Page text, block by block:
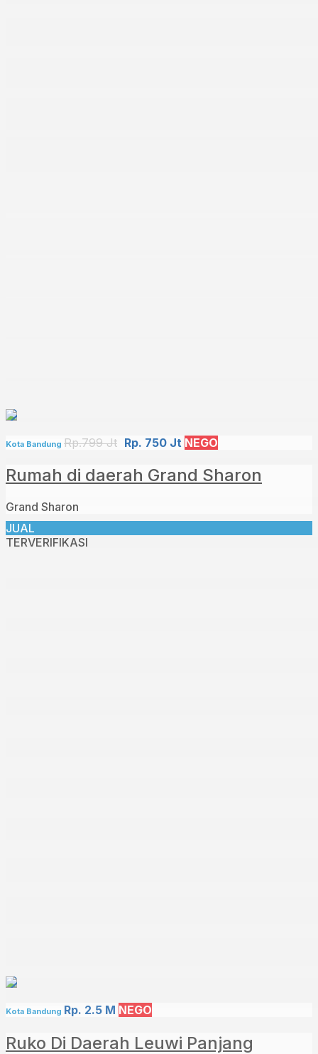
Kota Bandung Rp.799 Jt Rp. 750 Jt NEGO
Rumah di daerah Grand Sharon
Grand Sharon
JUAL
TERVERIFIKASI
Kota Bandung Rp. 2.5 M NEGO
Ruko Di Daerah Leuwi Panjang